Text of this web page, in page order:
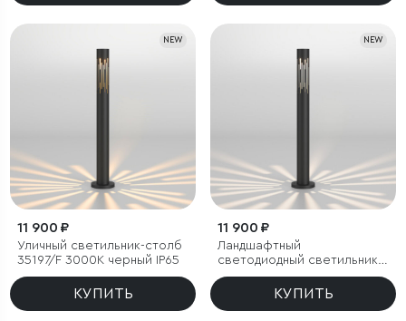
NEW
11 900 ₽
Уличный светильник-столб
35197/F 3000К черный IP65
КУПИТЬ
NEW
11 900 ₽
Ландшафтный
светодиодный светильник
35197/F 4000К черный IP65
КУПИТЬ